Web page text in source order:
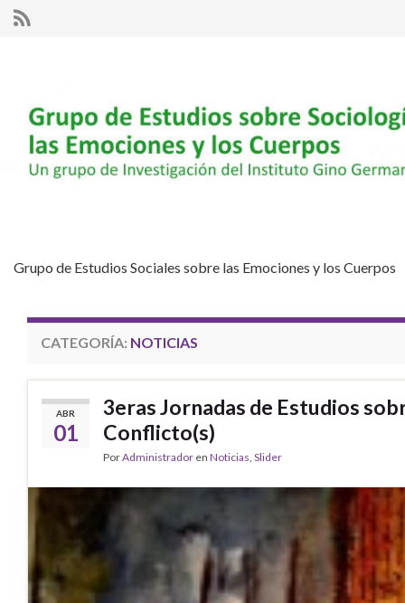
Grupo de Estudios Sociales sobre las Emociones y los Cuerpos
CATEGORÍA: NOTICIAS
ABR
01
3eras Jornadas de Estudios
Conflicto(s)
PorAdministrador en Noticias, Slider